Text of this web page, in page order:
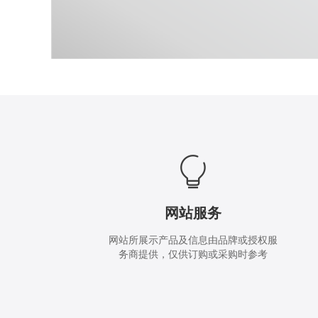
网站服务
网站所展示产品及信息由品牌或授权服
务商提供，仅供订购或采购时参考